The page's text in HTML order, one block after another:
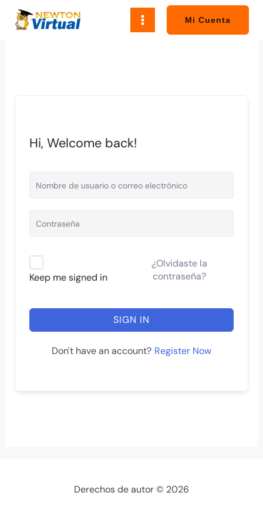
Mi Cuenta
Hi, Welcome back!
Keep me signed in
¿Olvidaste la
contraseña?
SIGN IN
Don't have an account? Register Now
Derechos de autor © 2026